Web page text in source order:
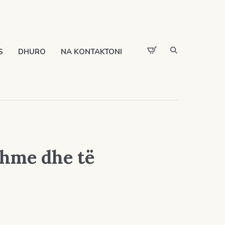
DHURO NA KONTAKTONI
dhe të